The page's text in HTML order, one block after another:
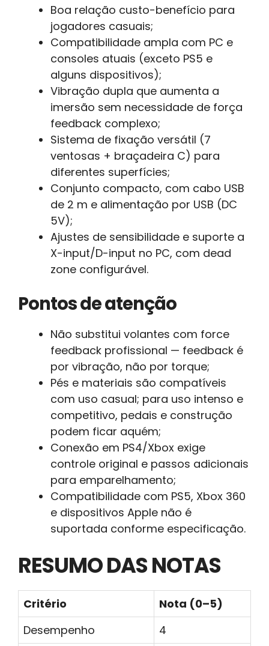
Boa relação custo-benefício para
jogadores casuais;
Compatibilidade ampla com PC e
consoles atuais (exceto PS5 e
alguns dispositivos);
Vibração dupla que aumenta a
imersão sem necessidade de força
feedback complexo;
Sistema de fixação versátil (7
ventosas + braçadeira C) para
diferentes superfícies;
Conjunto compacto, com cabo USB
de 2 m e alimentação por USB (DC
5V);
Ajustes de sensibilidade e suporte a
X-input/D-input no PC, com dead
zone configurável.
Pontos de atenção
Não substitui volantes com force
feedback profissional — feedback é
por vibração, não por torque;
Pés e materiais são compatíveis
com uso casual; para uso intenso e
competitivo, pedais e construção
podem ficar aquém;
Conexão em PS4/Xbox exige
controle original e passos adicionais
para emparelhamento;
Compatibilidade com PS5, Xbox 360
e dispositivos Apple não é
suportada conforme especificação.
RESUMO DAS NOTAS
Critério
Nota (0–5)
Desempenho
4